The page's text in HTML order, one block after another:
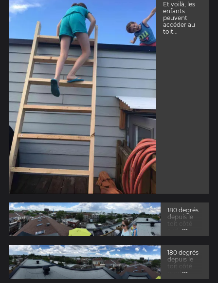
Et voilà, les
enfants
peuvent
accéder au
toit...
180 degrés
depuis le
toit côté
...
180 degrés
depuis le
toit côté
...